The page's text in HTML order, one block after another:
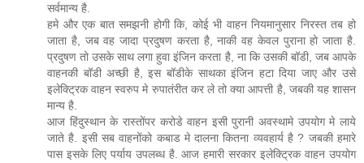
सर्वमान्य है.
हमे और एक बात समझनी होगी कि, कोई भी वाहन नियमानुसार निरस्त तब हो
जाता है, जब वह जादा प्रदुषण करता है, नाकी वह केवल पुराना हो जाता है.
प्रदुषण तो उसके साथ लगा हुवा इंजिन करता है, ना कि उसकी बॉडी, जब आपके
वाहनकी बॉडी अच्छी है, इस बॉडीके साथका इंजिन हटा दिया जाए और उसे
इलेक्ट्रिक वाहन स्वरुप मे रुपातंरीत कर ले तो क्या आपत्ती है, जबकी यह शासन
मान्य है.
आज हिंदुस्थान के रास्तोंपर करोडे वाहन इसी पुरानी अवस्थामे उपयोग मे लाये
जाते है. इसी सब वाहनोंको कबाड मे दालना कितना व्यवहार्य है ? जबकी हमारे
पास इसके लिए पर्याय उपलब्ध है. आज हमारी सरकार इलेक्ट्रिक वाहन उपयोग